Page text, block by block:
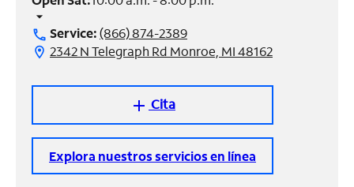
Administrar
cuenta
Encuentra
arrow_drop_down
call Service:(866) 874-2389
location_on 2342 N Telegraph Rd Monroe, MI 48162
add Cita
Explora nuestros servicios en línea